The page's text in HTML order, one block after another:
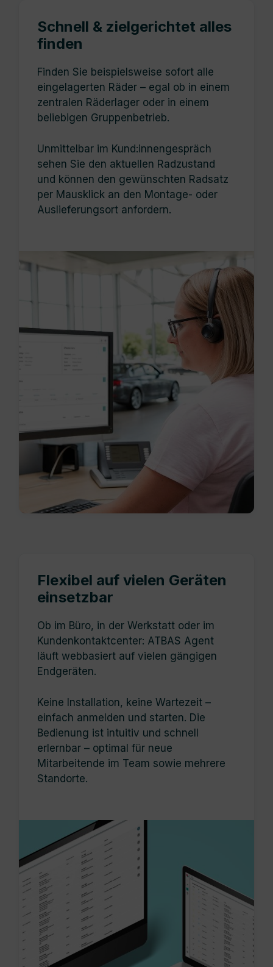
Schnell & zielgerichtet alles
finden
Finden Sie beispielsweise sofort alle
eingelagerten Räder – egal ob in einem
zentralen Räderlager oder in einem
beliebigen Gruppenbetrieb.
Unmittelbar im Kund:innen­gespräch
sehen Sie den aktuellen Radzustand
und können den gewünschten Radsatz
per Mausklick an den Montage- oder
Auslieferungsort anfordern.
Flexibel auf vielen Geräten
einsetzbar
Ob im Büro, in der Werkstatt oder im
Kundenkontaktcenter: ATBAS Agent
läuft webbasiert auf vielen gängigen
Endgeräten.
Keine Installation, keine Wartezeit –
einfach anmelden und starten. Die
Bedienung ist intuitiv und schnell
erlernbar – optimal für neue
Mitarbeitende im Team sowie mehrere
Standorte.